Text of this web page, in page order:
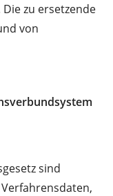
zu ersetzende
von
sind